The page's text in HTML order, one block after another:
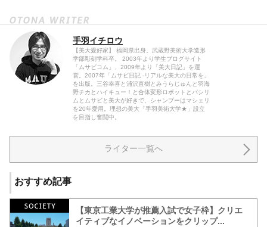
手羽イチロウ
【美大愛好家】 福岡県出身。武蔵野美術大学造形
学部彫刻学科卒。 2003年より学生ブログサイト
「ムサビコム」、2009年より「美大日記」を運
営。2007年「ムサビ日記 -リアルな美大の日常を」
を出版。三谷幸喜と浦沢直樹とみうらじゅんと羽海
野チカとハイキュー！と合体変形ロボットとパシリ
ムとムサビと美大が好きで、シャンプーはマシェリ
を20年愛用。理想の美大「手羽美術大学★」設立
を目指し奮闘中。
ライター一覧へ
おすすめ記事
【東京工業大学が推薦入試で女子枠】クリエ
イティブなイノベーションをクリップ...